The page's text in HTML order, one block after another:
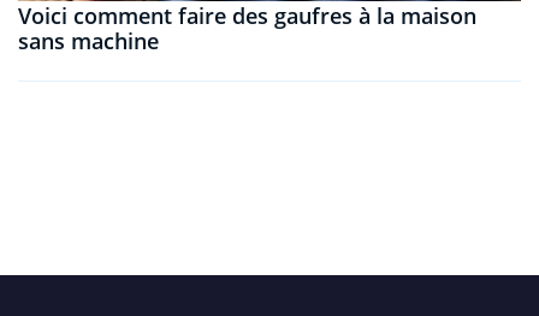
Voici comment faire des gaufres à la maison
sans machine